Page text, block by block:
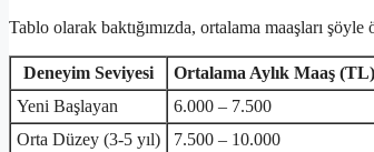
Tablo olarak baktığımızda, ortalama maaşları
Deneyim Seviyesi Ortalama Aylık Maaş (TL)
Yeni Başlayan
6.000 – 7.500
Orta Düzey (3-5 yıl)
7.500 – 10.000